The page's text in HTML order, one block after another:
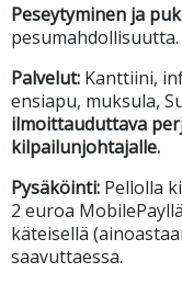
Peseytyminen ja
pesumahdollisuutta.
Palvelut: Kanttiini,
ensiapu, muksula,
ilmoittauduttava
kilpailunjohtajalle.
Pysäköinti: Pellolla
2 euroa
käteisellä
saavuttaessa.